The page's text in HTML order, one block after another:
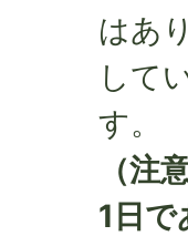
はあ
して
す。
（注
1日